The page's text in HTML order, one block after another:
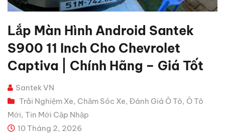
Lắp Màn Hình Android Santek
S900 11 Inch Cho Chevrolet
Captiva | Chính Hãng – Giá Tốt
Santek VN
Trải Nghiệm Xe, Chăm Sóc Xe, Đánh Giá Ô Tô, Ô Tô
Mới, Tin Mới Cập Nhập
10 Tháng 2, 2026